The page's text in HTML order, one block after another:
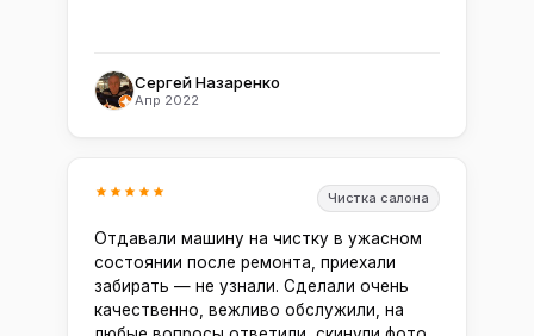
Сергей Назаренко
Апр 2022
Чистка салона
Отдавали машину на чистку в ужасном
состоянии после ремонта, приехали
забирать — не узнали. Сделали очень
качественно, вежливо обслужили, на